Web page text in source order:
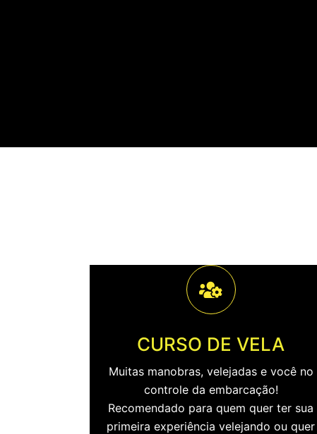
CURSO DE VELA
Muitas manobras, velejadas e você no
controle da embarcação!
Recomendado para quem quer ter sua
primeira experiência velejando ou quer